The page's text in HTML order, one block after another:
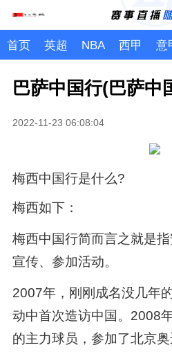
首页 英超 NBA 西甲 意
巴萨中国行(巴萨中
2022-11-23 06:08:04
梅西中国行是什么?
梅西如下：
梅西中国行简而言之就是
宣传、参加活动。
2007年，刚刚成名没几年
动中首次造访中国。2008
的主力球员，参加了北京奥